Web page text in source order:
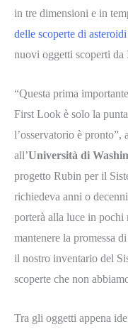
in tre dimensioni e in
delle scoperte di
nuovi oggetti scoperti da
“Questa prima
First Look è solo la
l’osservatorio è pronto”,
all’Università di
progetto Rubin per il
richiedeva anni o
porterà alla luce in pochi
mantenere la promessa
il nostro inventario del
scoperte che non
Tra gli oggetti appena